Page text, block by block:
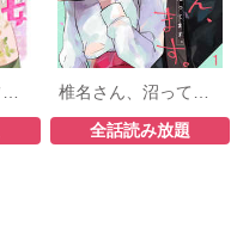
全話読み放題